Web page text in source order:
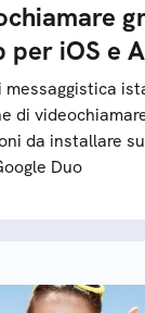
per iOS e
messaggistica
di
da installare
Duo